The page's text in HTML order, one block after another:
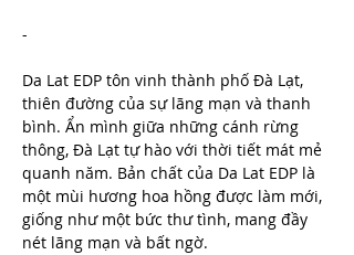
-
Da Lat EDP tôn vinh thành phố Đà Lạt,
thiên đường của sự lãng mạn và thanh
bình. Ẩn mình giữa những cánh rừng
thông, Đà Lạt tự hào với thời tiết mát mẻ
quanh năm. Bản chất của Da Lat EDP là
một mùi hương hoa hồng được làm mới,
giống như một bức thư tình, mang đầy
nét lãng mạn và bất ngờ.